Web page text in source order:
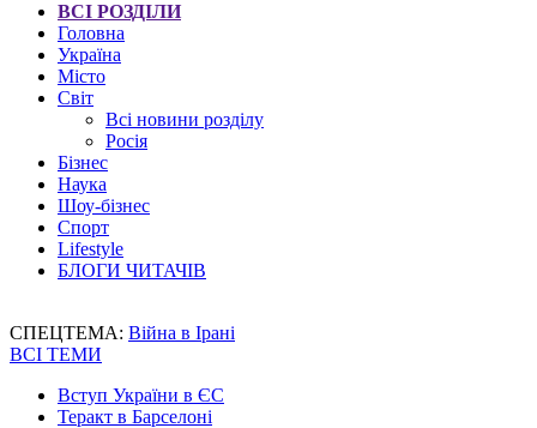
ВСІ РОЗДІЛИ
Головна
Україна
Місто
Світ
Всі новини розділу
Росія
Бізнес
Наука
Шоу-бізнес
Спорт
Lifestyle
БЛОГИ ЧИТАЧІВ
СПЕЦТЕМА: Війна в Ірані
ВСІ ТЕМИ
Вступ України в ЄС
Теракт в Барселоні